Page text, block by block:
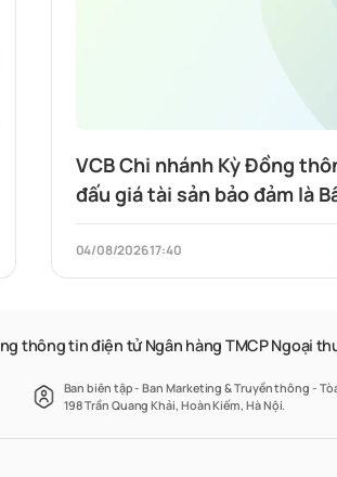
VCB Chi nhánh Kỳ Đồng
đấu giá tài sản bảo đảm là
sản: Quyền sử dụng đất,
nhà ở và tài sản khác gắn
và nhà xưởng tại số 18,
IIA, phường Vĩnh Tân (trước
tỉnh Bình Dương), Thành
04/08/202617:40
thông tin điện tử Ngân hàng TMCP Ngoại
Ban biên tập - Ban Marketing & Truyền thông -
198 Trần Quang Khải, Hoàn Kiếm, Hà Nội.